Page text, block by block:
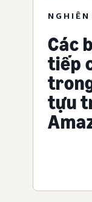
Các
tiếp
tựu